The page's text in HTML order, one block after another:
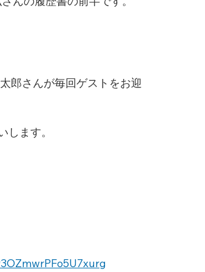
郎さんが毎回ゲストをお迎
ます。